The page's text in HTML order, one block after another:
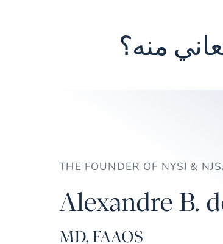
منه؟
THE FOUNDER OF NYSI &
Alexandre B.
MD, FAAOS